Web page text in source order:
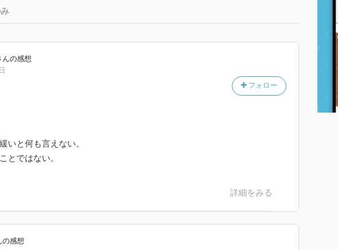
んの感想
フォロー
いと何も言えない。
とではない。
詳細をみる
の感想